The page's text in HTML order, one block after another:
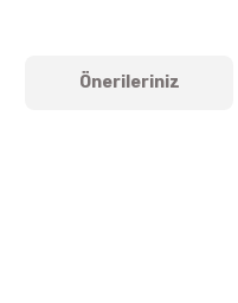
Önerileriniz